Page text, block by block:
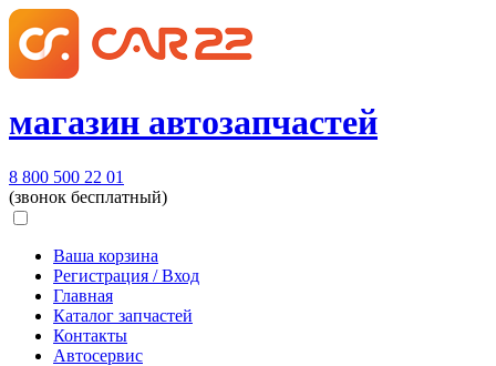
магазин автозапчастей
8 800 500 22 01
(звонок бесплатный)
Ваша корзина
Регистрация / Вход
Главная
Каталог запчастей
Контакты
Автосервис